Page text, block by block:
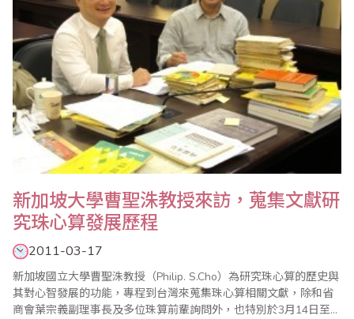
新加坡大學曹聖洙教授來訪，蒐集文獻研
究珠心算發展歷程
2011-03-17
新加坡國立大學曹聖洙教授（Philip. S.Cho）為研究珠心算的歷史與
其對心智發展的功能，專程到台灣來蒐集珠心算相關文獻，除和省
商會葉宗義副理事長及多位珠算前輩詢問外，也特別於3月14日至